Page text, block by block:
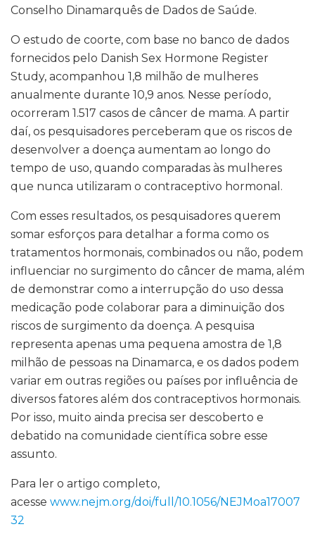
Conselho Dinamarquês de Dados de Saúde.
O estudo de coorte, com base no banco de dados
fornecidos pelo Danish Sex Hormone Register
Study, acompanhou 1,8 milhão de mulheres
anualmente durante 10,9 anos. Nesse período,
ocorreram 1.517 casos de câncer de mama. A partir
daí, os pesquisadores perceberam que os riscos de
desenvolver a doença aumentam ao longo do
tempo de uso, quando comparadas às mulheres
que nunca utilizaram o contraceptivo hormonal.
Com esses resultados, os pesquisadores querem
somar esforços para detalhar a forma como os
tratamentos hormonais, combinados ou não, podem
influenciar no surgimento do câncer de mama, além
de demonstrar como a interrupção do uso dessa
medicação pode colaborar para a diminuição dos
riscos de surgimento da doença. A pesquisa
representa apenas uma pequena amostra de 1,8
milhão de pessoas na Dinamarca, e os dados podem
variar em outras regiões ou países por influência de
diversos fatores além dos contraceptivos hormonais.
Por isso, muito ainda precisa ser descoberto e
debatido na comunidade científica sobre esse
assunto.
Para ler o artigo completo,
acesse www.nejm.org/doi/full/10.1056/NEJMoa17007
32